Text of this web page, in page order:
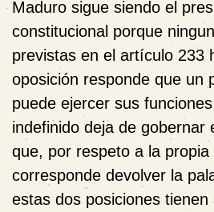
Maduro sigue siendo el
constitucional porque
previstas en el artículo 233
oposición responde que un
puede ejercer sus
indefinido deja de gobernar
que, por respeto a la propia
corresponde devolver la
estas dos posiciones tienen